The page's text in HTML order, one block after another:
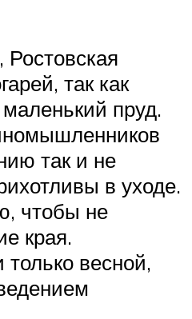
Ростовская
так как
пруд.
так и не
в уходе.
чтобы не
края.
весной,